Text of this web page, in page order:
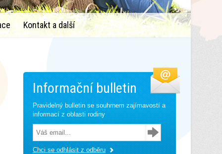
Kontakt a další
Informační bulletin
Pravidelný bulletin se souhrnem zajímavostí a
informací z oblasti rodiny
Chci se odhlásit z odběru